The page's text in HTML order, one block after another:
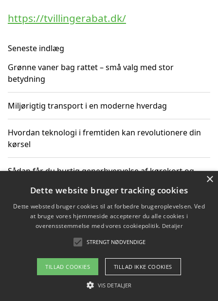
https://tvillingerabat.dk/
Seneste indlæg
Grønne vaner bag rattet – små valg med stor
betydning
Miljørigtig transport i en moderne hverdag
Hvordan teknologi i fremtiden kan revolutionere din
kørsel
Sådan får du hurtig generhvervelse af kørekort og
Sådan lærer du miljørigtig kørsel hos en køreskole i
Gentofte
Copyright 2026 - Pilanto Aps
Om / kontakt
×
Dette website bruger tracking cookies
Dette websted bruger cookies til at forbedre brugeroplevelsen. Ved
at bruge vores hjemmeside accepterer du alle cookies i
overensstemmelse med vores cookiepolitik. Detaljer
STRENGT NØDVENDIGE
TILLAD COOKIES TILLAD IKKE COOKIES
VIS DETALJER